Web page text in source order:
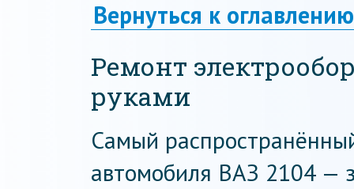
Вернуться к оглавлению
Ремонт
руками
Самый
автомобиля ВАЗ 2104 —